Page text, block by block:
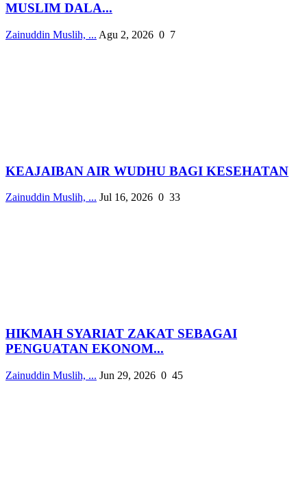
MUSLIM DALA...
Zainuddin Muslih, ... Agu 2, 2026 0 7
KEAJAIBAN AIR WUDHU BAGI KESEHATAN
Zainuddin Muslih, ... Jul 16, 2026 0 33
HIKMAH SYARIAT ZAKAT SEBAGAI
PENGUATAN EKONOM...
Zainuddin Muslih, ... Jun 29, 2026 0 45